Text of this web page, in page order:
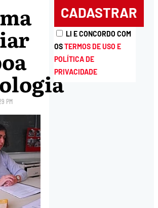
PM
LI E CONCORDO COM
OSTERMOS DE USO E
POLÍTICA DE
PRIVACIDADE